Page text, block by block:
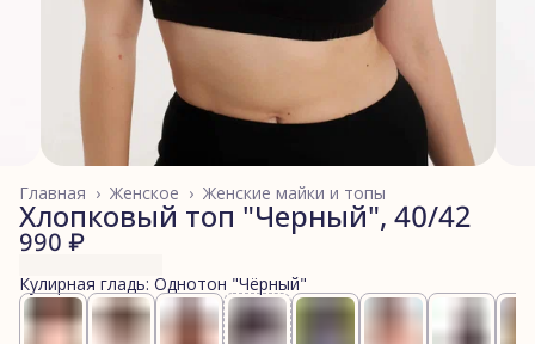
Женские майки и топы
Женское ›
Главная ›
Хлопковый топ "Черный", 40/42
990 ₽
Кулирная гладь: Однотон "Чёрный"